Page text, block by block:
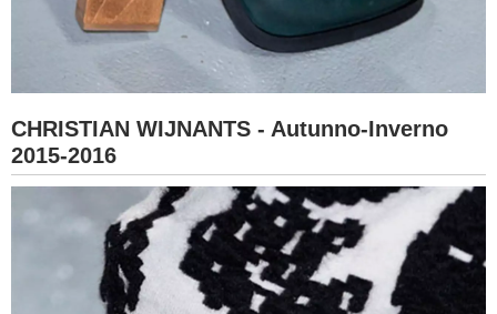
CHRISTIAN WIJNANTS - Autunno-Inverno
2015-2016